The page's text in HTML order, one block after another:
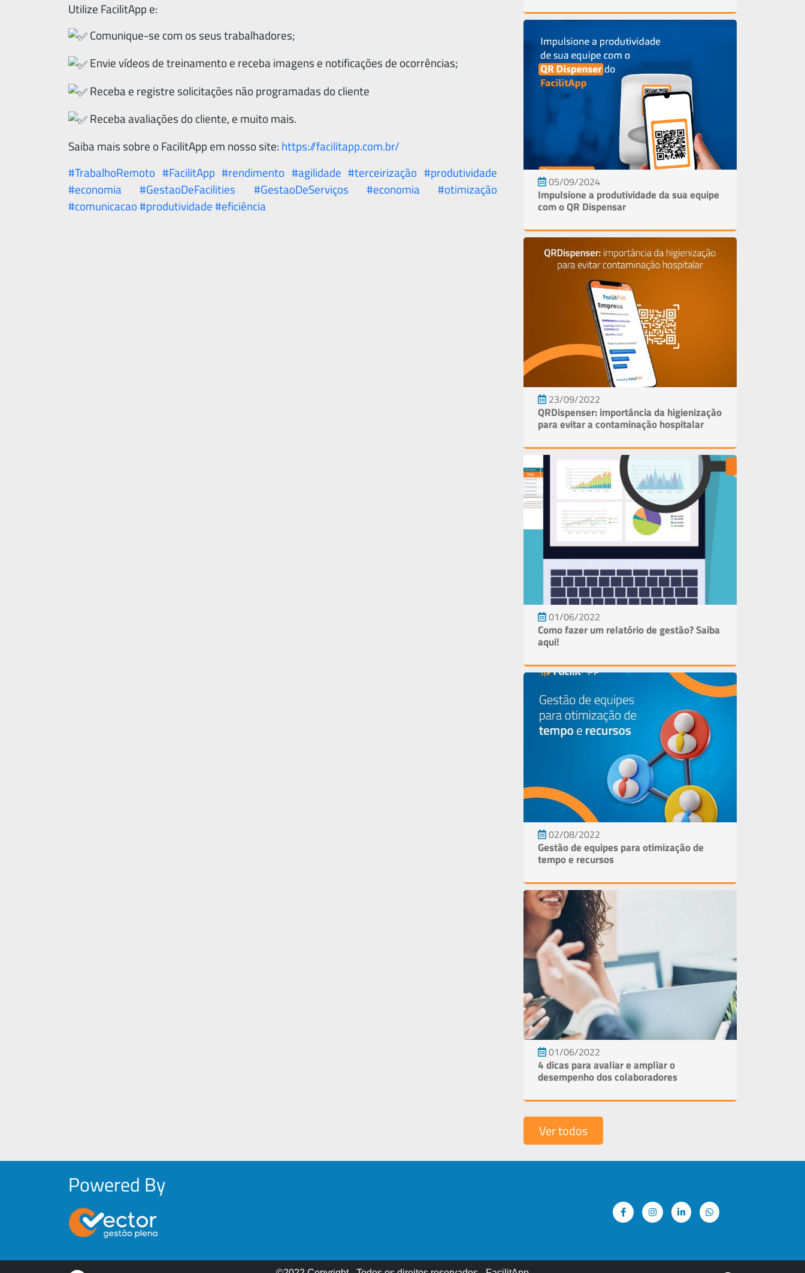
Utilize FacilitApp e:
Comunique-se com os seus trabalhadores;
Envie vídeos de treinamento e receba imagens e notificações de ocorrências;
Receba e registre solicitações não programadas do cliente
Receba avaliações do cliente, e muito mais.
Saiba mais sobre o FacilitApp em nosso site: https://facilitapp.com.br/
#TrabalhoRemoto #FacilitApp #rendimento #agilidade #terceirização #produtividade
#economia
#GestaoDeFacilities #GestaoDeServiços #economia
#otimização
#comunicacao#produtividade#eficiência
05/09/2024
Impulsione a produtividade da sua equipe
com o QR Dispensar
23/09/2022
QRDispenser: importância da higienização
para evitar a contaminação hospitalar
01/06/2022
Como fazer um relatório de gestão? Saiba
aqui!
02/08/2022
Gestão de equipes para otimização de
tempo e recursos
01/06/2022
4 dicas para avaliar e ampliar o
desempenho dos colaboradores
Ver todos
Powered By